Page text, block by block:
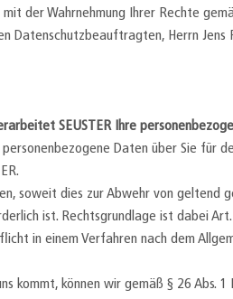
der Wahrnehmung Ihrer Rechte
Datenschutzbeauftragten, Herrn Jens
SEUSTER Ihre
personenbezogene Daten über Sie für
soweit dies zur Abwehr von geltend
ist. Rechtsgrundlage ist dabei
in einem Verfahren nach dem
kommt, können wir gemäß § 26 Abs. 1